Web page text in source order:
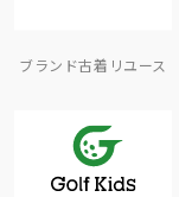
ブランド古着リユース